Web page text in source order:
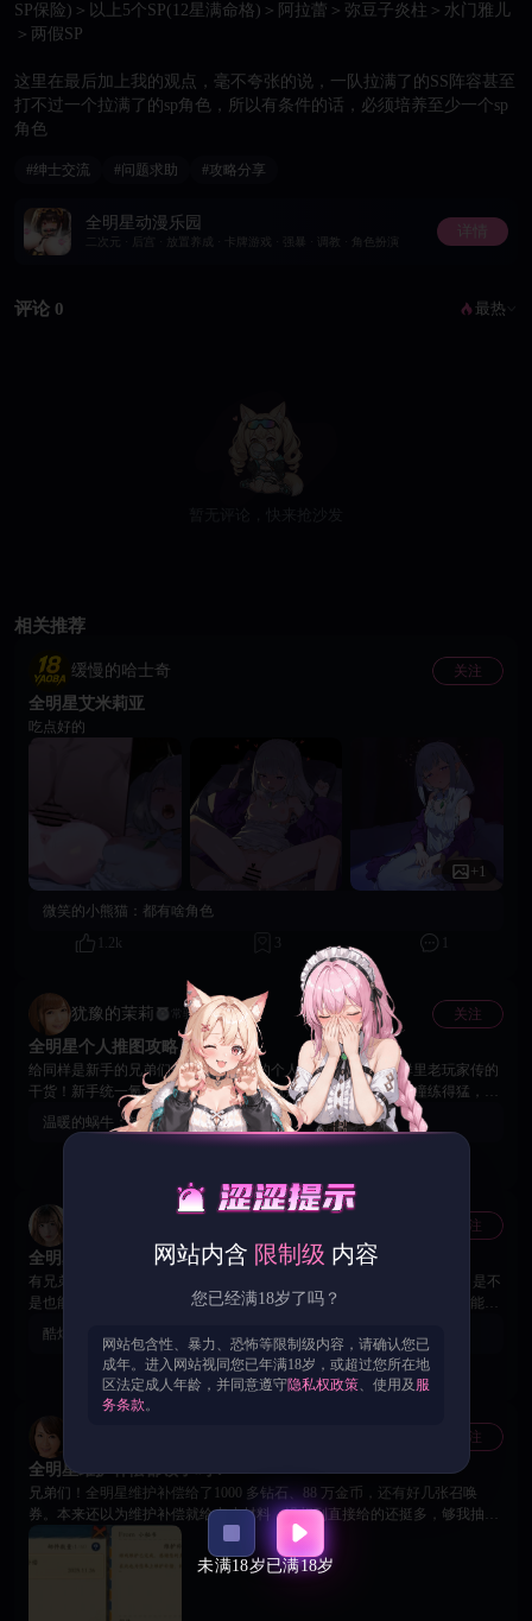
SP保险)＞以上5个SP(12星满命格)＞阿拉蕾＞弥豆子炎柱＞水门雅儿
＞两假SP
这里在最后加上我的观点，毫不夸张的说，一队拉满了的SS阵容甚至
打不过一个拉满了的sp角色，所以有条件的话，必须培养至少一个sp
角色
#绅士交流 #问题求助 #攻略分享
全明星动漫乐园
二次元 · 后宫 · 放置养成 · 卡牌游戏 · 强暴 · 调教 · 角色扮演
详情
评论 0 最热
相关推荐
缓慢的哈士奇 关注
全明星艾米莉亚
吃点好的
+1
微笑的小熊猫： 都有啥角色
1.2k
3
犹豫的茉莉 常驻玩家 关注
全明星个人推图攻略
给同样是新手的兄弟们分享下我整理的个人攻略，都是跨服群里老玩家传的
干货！新手统一氪赤瞳准没错，这英雄就是版本答案，谁的赤瞳练得猛，前
期基本就能横着走！最开始建议狂堆赤瞳、卡卡、狂三、晚美这四个，阵容
直接拉满。重点说下，跨服里大家都公认觉醒狂三是最优解，强度远超觉醒
温暖的蜗牛：签到
关注
全明星SP卡能不能用万能碎片升星？
有兄弟们来解答下吗？想问个关键问题 —— 火影和全明星里的 SP 卡，是不
是也能用万能碎片升星啊？刚玩没多久，手里攒了点万能碎片，不知道能不
能用在这俩游戏的 SP 卡上。要是能通用在SP卡养成就省大事了！有没有大
佬指点下，别让我白囤碎片啊😭
酷炫的身影：
410
1
关注
全明星维护补偿都领了吗？
兄弟们！全明星维护补偿给了1000 多钻石、88 万金币，还有好几张召唤
券。本来还以为维护补偿就给点小材料，没想到直接给的还挺多，够我抽好
几发限定卡池了，天女兽和兵长我来了！必须夸一句，这波福利诚意拉满，
官方继续保持啊！
网站内含 限制级 内容
您已经满18岁了吗？
网站包含性、暴力、恐怖等限制级内容，请确认您已
成年。进入网站视同您已年满18岁，或超过您所在地
区法定成人年龄，并同意遵守隐私权政策、使用及 服
务条款。
未满18岁已满18岁